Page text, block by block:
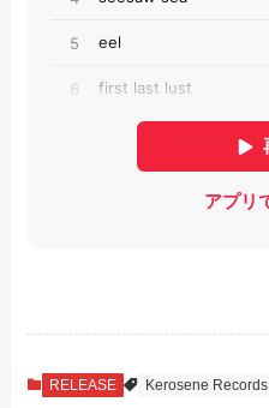
RELEASE Kerosene Records